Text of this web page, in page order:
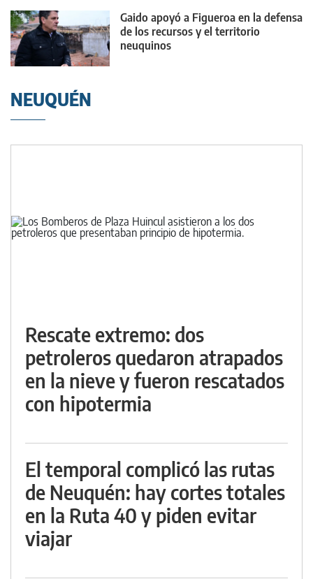
Gaido apoyó a Figueroa en la defensa
de los recursos y el territorio
neuquinos
NEUQUÉN
Rescate extremo: dos
petroleros quedaron atrapados
en la nieve y fueron rescatados
con hipotermia
El temporal complicó las rutas
de Neuquén: hay cortes totales
en la Ruta 40 y piden evitar
viajar